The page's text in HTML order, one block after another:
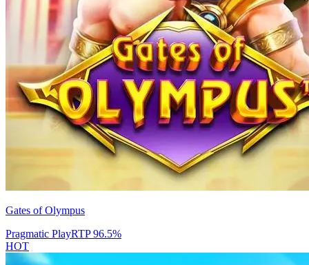
Gates of Olympus
Pragmatic PlayRTP96.5%
HOT